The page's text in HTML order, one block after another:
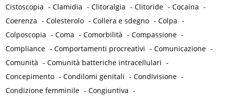
Cistoscopia -Clamidia -Clitoralgia -Clitoride -Cocaina -
Coerenza -Colesterolo -Collera e sdegno -Colpa -
Colposcopia -Coma -Comorbilità -Compassione -
Compliance -Comportamenti procreativi -Comunicazione -
Comunità -Comunità batteriche intracellulari -
Concepimento -Condilomi genitali -Condivisione -
Condizione femminile -Congiuntiva -